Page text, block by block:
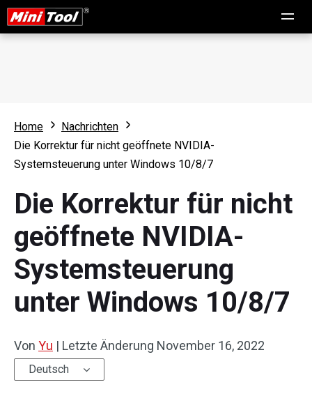
Home
Nachrichten
Die Korrektur für nicht geöffnete NVIDIA-
Systemsteuerung unter Windows 10/8/7
Die Korrektur für nicht
geöffnete NVIDIA-
Systemsteuerung
unter Windows 10/8/7
Von Yu | Letzte Änderung November 16, 2022
Deutsch